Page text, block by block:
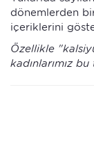
dönemlerden
içeriklerini
Özellikle
kadınlarımız